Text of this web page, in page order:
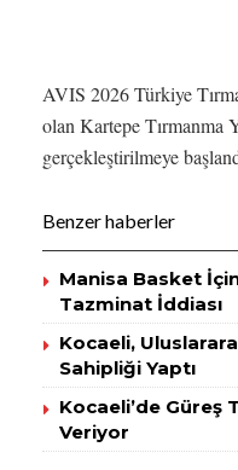
AVIS 2026 Türkiye
olan Kartepe Tırmanma
gerçekleştirilmeye
Benzer haberler
Manisa Basket
Tazminat İddiası
Kocaeli,
Sahipliği Yaptı
Kocaeli’de Güreş
Veriyor